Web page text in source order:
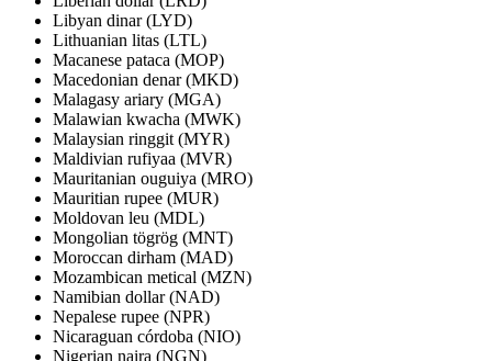
Libyan dinar (LYD)
Lithuanian litas (LTL)
Macanese pataca (MOP)
Macedonian denar (MKD)
Malagasy ariary (MGA)
Malawian kwacha (MWK)
Malaysian ringgit (MYR)
Maldivian rufiyaa (MVR)
Mauritanian ouguiya (MRO)
Mauritian rupee (MUR)
Moldovan leu (MDL)
Mongolian tögrög (MNT)
Moroccan dirham (MAD)
Mozambican metical (MZN)
Namibian dollar (NAD)
Nepalese rupee (NPR)
Nicaraguan córdoba (NIO)
Nigerian naira (NGN)